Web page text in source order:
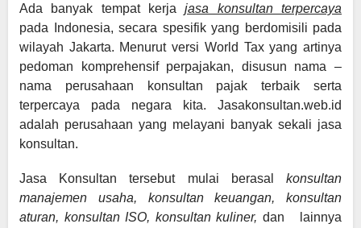
Ada banyak tempat kerjajasa konsultan terpercaya
pada Indonesia, secara spesifik yang berdomisili pada
wilayah Jakarta. Menurut versi World Tax yang artinya
pedoman komprehensif perpajakan, disusun nama –
nama perusahaan konsultan pajak terbaik serta
terpercaya pada negara kita. Jasakonsultan.web.id
adalah perusahaan yang melayani banyak sekali jasa
konsultan.
Jasa Konsultan tersebut mulai berasal konsultan
manajemen usaha, konsultan keuangan, konsultan
aturan, konsultan ISO, konsultan kuliner, dan lainnya